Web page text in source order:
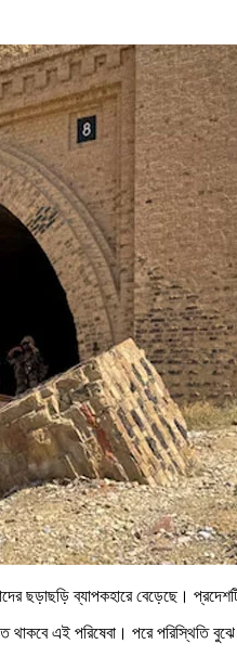
ছড়াছড়ি ব্যাপকহারে বেড়েছে।
এই পরিষেবা। পরে পরিস্থিতি